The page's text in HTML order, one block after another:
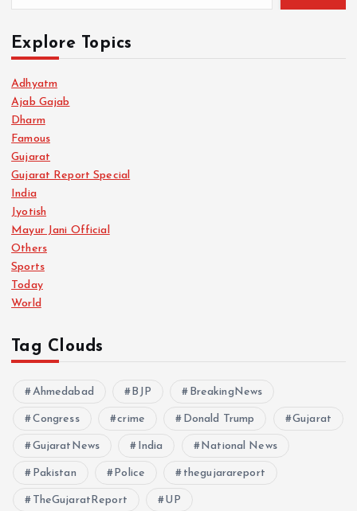
Explore Topics
Adhyatm
Ajab Gajab
Dharm
Famous
Gujarat
Gujarat Report Special
India
Jyotish
Mayur Jani Official
Others
Sports
Today
World
Tag Clouds
Ahmedabad BJP BreakingNews
Congress crime Donald Trump Gujarat
GujaratNews India National News
Pakistan Police thegujarareport
TheGujaratReport UP